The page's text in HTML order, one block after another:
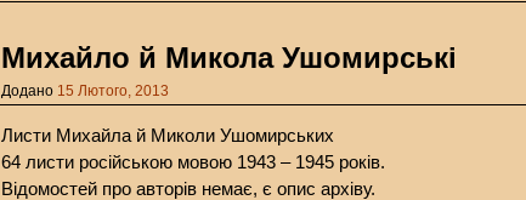
Михайло й Микола Ушомирські
Додано 15 Лютого, 2013
Листи Михайла й Миколи Ушомирських
64 листи російською мовою 1943 – 1945 років.
Відомостей про авторів немає, є опис архіву.